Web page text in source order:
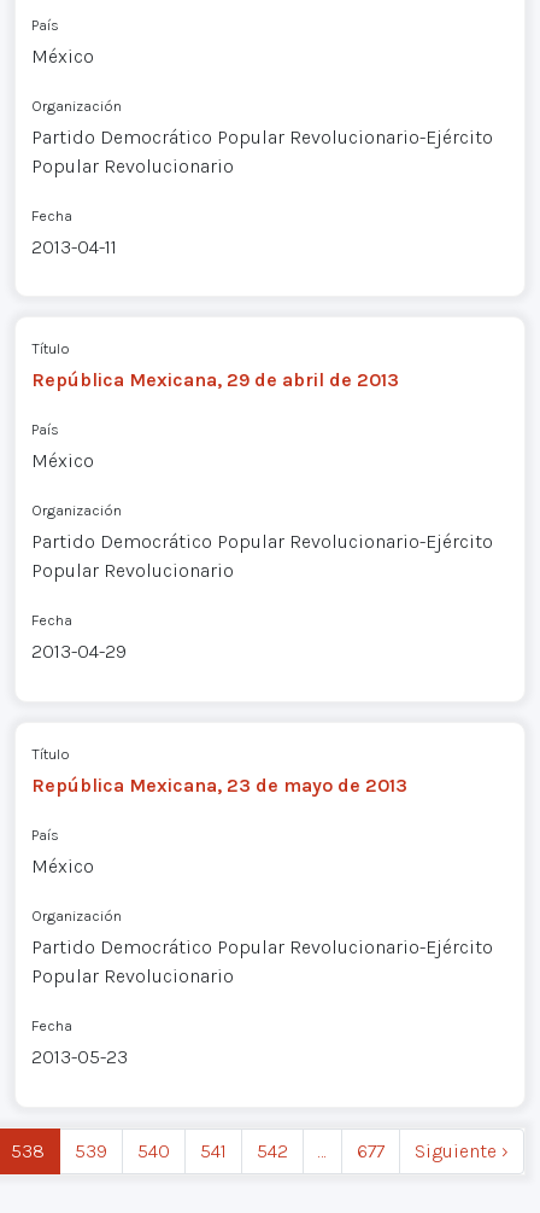
País
México
Organización
Partido Democrático Popular Revolucionario-Ejército
Popular Revolucionario
Fecha
2013-04-11
Título
República Mexicana, 29 de abril de 2013
País
México
Organización
Partido Democrático Popular Revolucionario-Ejército
Popular Revolucionario
Fecha
2013-04-29
Título
República Mexicana, 23 de mayo de 2013
País
México
Organización
Partido Democrático Popular Revolucionario-Ejército
Popular Revolucionario
Fecha
2013-05-23
538 539 540 541 542 677 Siguiente ›